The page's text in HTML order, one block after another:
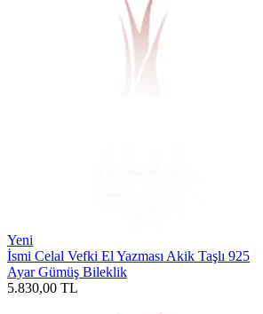
Yeni
İsmi Celal Vefki El Yazması Akik Taşlı 925
Ayar Gümüş Bileklik
5.830,00 TL